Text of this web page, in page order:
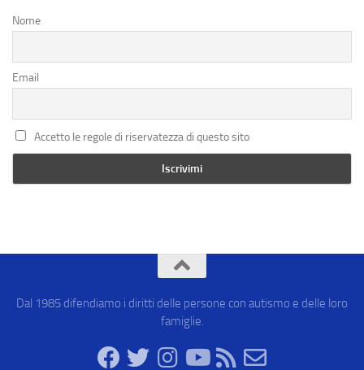
Nome
Email
Accetto le regole di riservatezza di questo sito
Dal 1985 difendiamo i diritti delle persone con autismo e delle loro
famiglie.